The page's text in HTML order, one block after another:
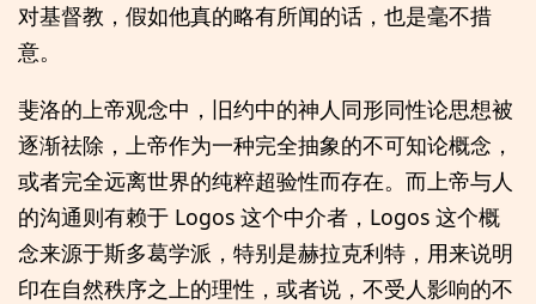
对基督教，假如他真的略有所闻的话，也是毫不措
意。
斐洛的上帝观念中，旧约中的神人同形同性论思想被
逐渐祛除，上帝作为一种完全抽象的不可知论概念，
或者完全远离世界的纯粹超验性而存在。而上帝与人
的沟通则有赖于 Logos 这个中介者，Logos 这个概
念来源于斯多葛学派，特别是赫拉克利特，用来说明
印在自然秩序之上的理性，或者说，不受人影响的不